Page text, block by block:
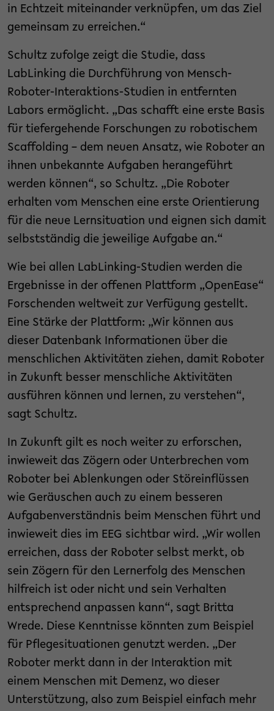
in Echtzeit miteinander verknüpfen, um das Ziel
gemeinsam zu erreichen.“
Schultz zufolge zeigt die Studie, dass
LabLinking die Durchführung von Mensch-
Roboter-Interaktions-Studien in entfernten
Labors ermöglicht. „Das schafft eine erste Basis
für tiefergehende Forschungen zu robotischem
Scaffolding – dem neuen Ansatz, wie Roboter an
ihnen unbekannte Aufgaben herangeführt
werden können“, so Schultz. „Die Roboter
erhalten vom Menschen eine erste Orientierung
für die neue Lernsituation und eignen sich damit
selbstständig die jeweilige Aufgabe an.“
Wie bei allen LabLinking-Studien werden die
Ergebnisse in der offenen Plattform „OpenEase“
Forschenden weltweit zur Verfügung gestellt.
Eine Stärke der Plattform: „Wir können aus
dieser Datenbank Informationen über die
menschlichen Aktivitäten ziehen, damit Roboter
in Zukunft besser menschliche Aktivitäten
ausführen können und lernen, zu verstehen“,
sagt Schultz.
In Zukunft gilt es noch weiter zu erforschen,
inwieweit das Zögern oder Unterbrechen vom
Roboter bei Ablenkungen oder Störeinflüssen
wie Geräuschen auch zu einem besseren
Aufgabenverständnis beim Menschen führt und
inwieweit dies im EEG sichtbar wird. „Wir wollen
erreichen, dass der Roboter selbst merkt, ob
sein Zögern für den Lernerfolg des Menschen
hilfreich ist oder nicht und sein Verhalten
entsprechend anpassen kann“, sagt Britta
Wrede. Diese Kenntnisse könnten zum Beispiel
für Pflegesituationen genutzt werden. „Der
Roboter merkt dann in der Interaktion mit
einem Menschen mit Demenz, wo dieser
Unterstützung, also zum Beispiel einfach mehr